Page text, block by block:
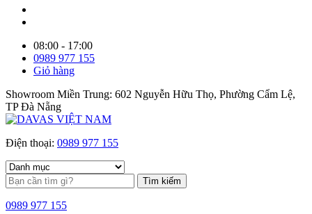
08:00 - 17:00
0989 977 155
Giỏ hàng
Showroom Miền Trung: 602 Nguyễn Hữu Thọ, Phường Cẩm Lệ,
TP Đà Nẵng
Điện thoại: 0989 977 155
Tìm kiếm
0989 977 155